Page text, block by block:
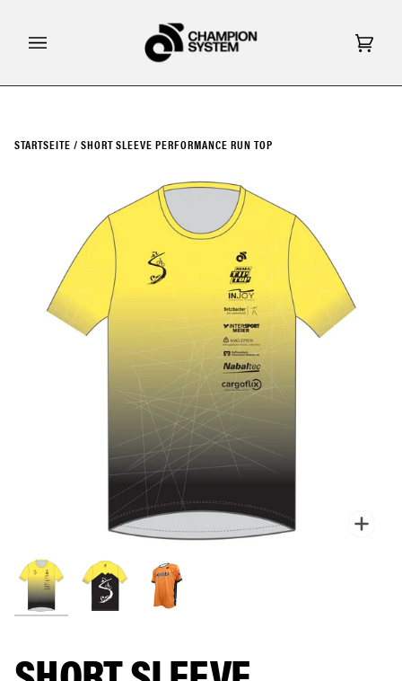
Inhalt
STARTSEITE / SHORT SLEEVE PERFORMANCE RUN TOP